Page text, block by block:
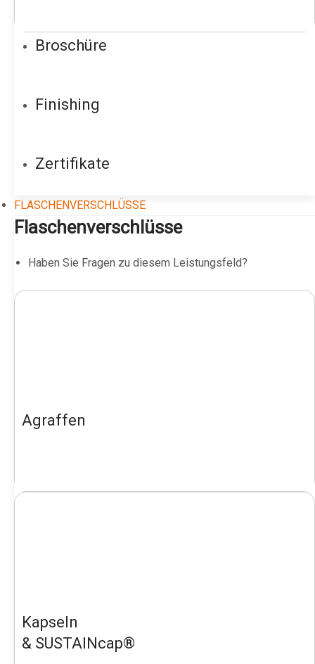
Broschüre
Finishing
Zertifikate
FLASCHENVERSCHLÜSSE
Flaschenverschlüsse
Haben Sie Fragen zu diesem Leistungsfeld?
Agraffen
Kapseln
& SUSTAINcap®